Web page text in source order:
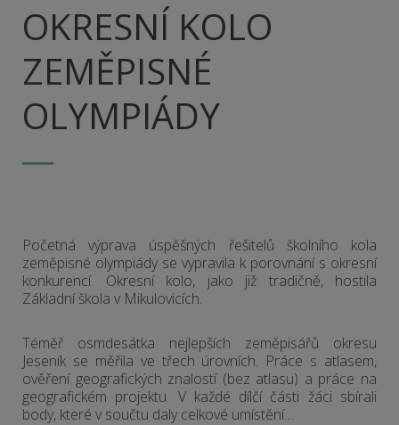
OKRESNÍ KOLO
ZEMĚPISNÉ
OLYMPIÁDY
Početná výprava úspěšných řešitelů školního kola
zeměpisné olympiády se vypravila k porovnání s okresní
konkurencí. Okresní kolo, jako již tradičně, hostila
Základní škola v Mikulovicích.
Téměř osmdesátka nejlepších zeměpisářů okresu
Jeseník se měřila ve třech úrovních. Práce s atlasem,
ověření geografických znalostí (bez atlasu) a práce na
geografickém projektu. V každé dílčí části žáci sbírali
body, které v součtu daly celkové umístění…